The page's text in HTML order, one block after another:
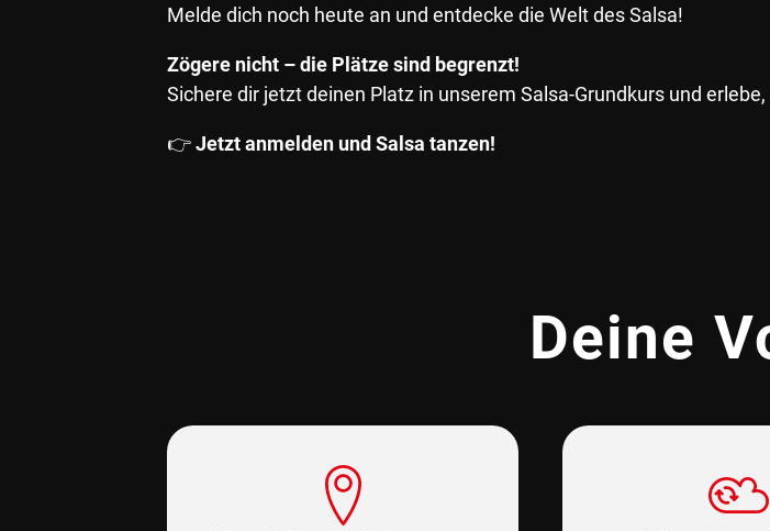
Melde dich noch heute an und entdecke die Welt des Salsa!
Zögere nicht – die Plätze sind begrenzt!
Sichere dir jetzt deinen Platz in unserem Salsa-Grundkurs und
👉Jetzt anmelden und Salsa tanzen!
Deine